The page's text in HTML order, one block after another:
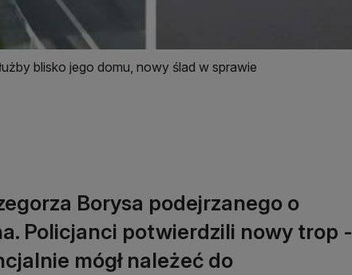
blisko jego domu, nowy ślad w sprawie
Borysa podejrzanego o
Policjanci potwierdzili nowy trop -
mógł należeć do